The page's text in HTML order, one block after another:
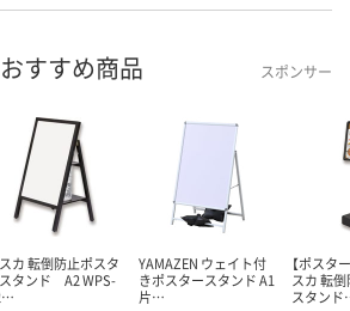
すすめ商品 スポンサー
カ 転倒防止ポスタ
タンド A2 WPS-
YAMAZEN ウェイト付
きポスタースタンド A1
片…
【ポスタ
スカ 転
スタン